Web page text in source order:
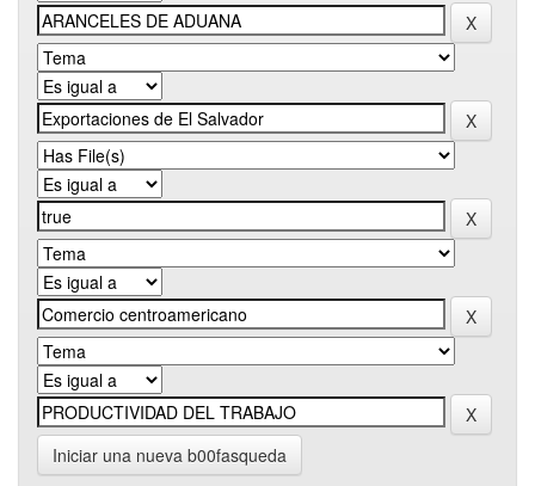
Iniciar una nueva b00fasqueda